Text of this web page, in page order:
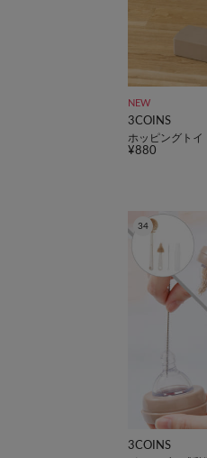
NEW
3COINS
ホッピングトイ
¥880
34
3COINS